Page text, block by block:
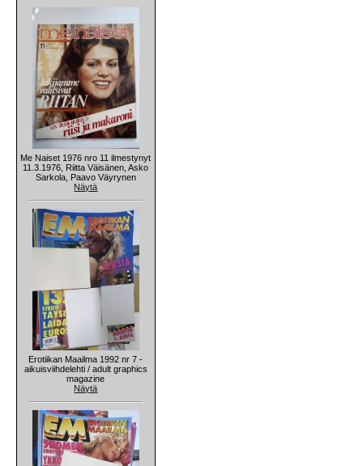
Me Naiset 1976 nro 11 ilmestynyt
11.3.1976, Riitta Väisänen, Asko
Sarkola, Paavo Väyrynen
Näytä
Erotiikan Maailma 1992 nr 7 -
aikuisviihdelehti / adult graphics
magazine
Näytä